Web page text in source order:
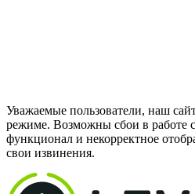
Уважаемые пользователи, наш
режиме. Возможны сбои в работе
функционал и некорректное
свои извинения.